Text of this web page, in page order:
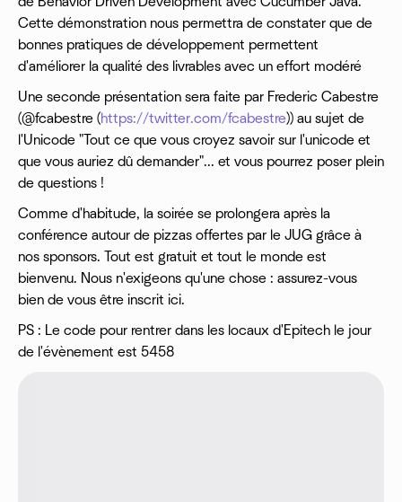
Cette démonstration nous permettra de constater que de
bonnes pratiques de développement permettent
d'améliorer la qualité des livrables avec un effort modéré
Une seconde présentation sera faite par Frederic Cabestre
(@fcabestre (https://twitter.com/fcabestre)) au sujet de
l'Unicode "Tout ce que vous croyez savoir sur l'unicode et
que vous auriez dû demander"... et vous pourrez poser plein
de questions !
Comme d'habitude, la soirée se prolongera après la
conférence autour de pizzas offertes par le JUG grâce à
nos sponsors. Tout est gratuit et tout le monde est
bienvenu. Nous n'exigeons qu'une chose : assurez-vous
bien de vous être inscrit ici.
PS : Le code pour rentrer dans les locaux d'Epitech le jour
de l'évènement est 5458